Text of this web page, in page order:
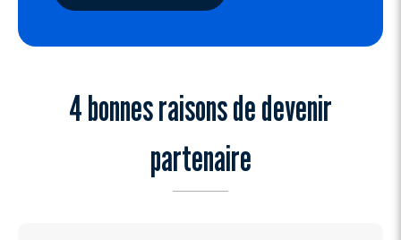
4 bonnes raisons de devenir
partenaire